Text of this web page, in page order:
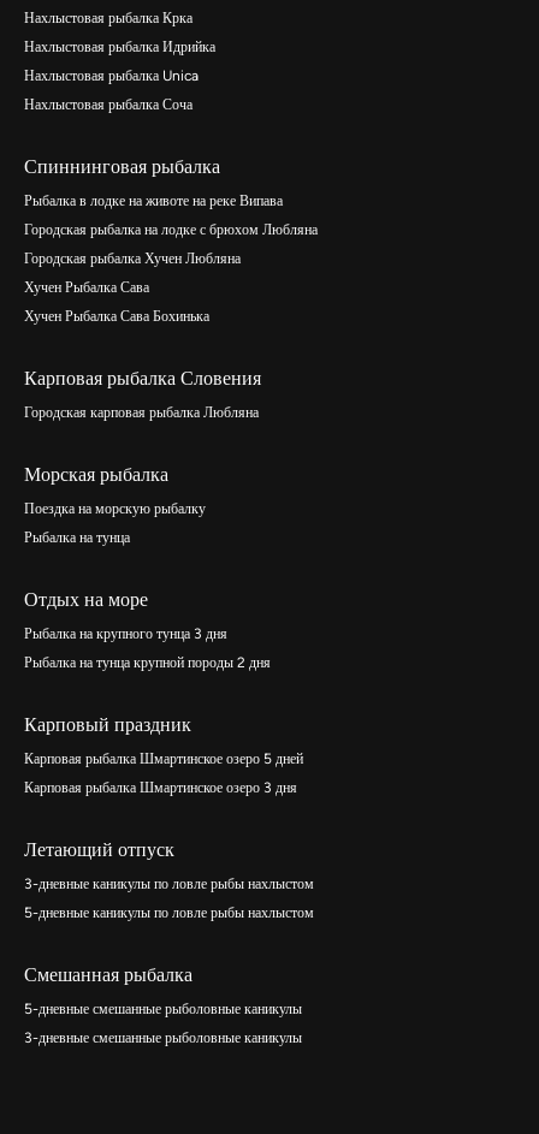
Нахлыстовая рыбалка Крка
Нахлыстовая рыбалка Идрийка
Нахлыстовая рыбалка Unica
Нахлыстовая рыбалка Соча
Спиннинговая рыбалка
Рыбалка в лодке на животе на реке Випава
Городская рыбалка на лодке с брюхом Любляна
Городская рыбалка Хучен Любляна
Хучен Рыбалка Сава
Хучен Рыбалка Сава Бохинька
Карповая рыбалка Словения
Городская карповая рыбалка Любляна
Морская рыбалка
Поездка на морскую рыбалку
Рыбалка на тунца
Отдых на море
Рыбалка на крупного тунца 3 дня
Рыбалка на тунца крупной породы 2 дня
Карповый праздник
Карповая рыбалка Шмартинское озеро 5 дней
Карповая рыбалка Шмартинское озеро 3 дня
Летающий отпуск
3-дневные каникулы по ловле рыбы нахлыстом
5-дневные каникулы по ловле рыбы нахлыстом
Смешанная рыбалка
5-дневные смешанные рыболовные каникулы
3-дневные смешанные рыболовные каникулы